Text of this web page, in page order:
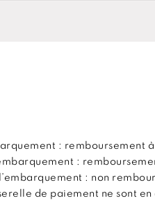
: remboursement à
:
: non
de paiement ne sont en